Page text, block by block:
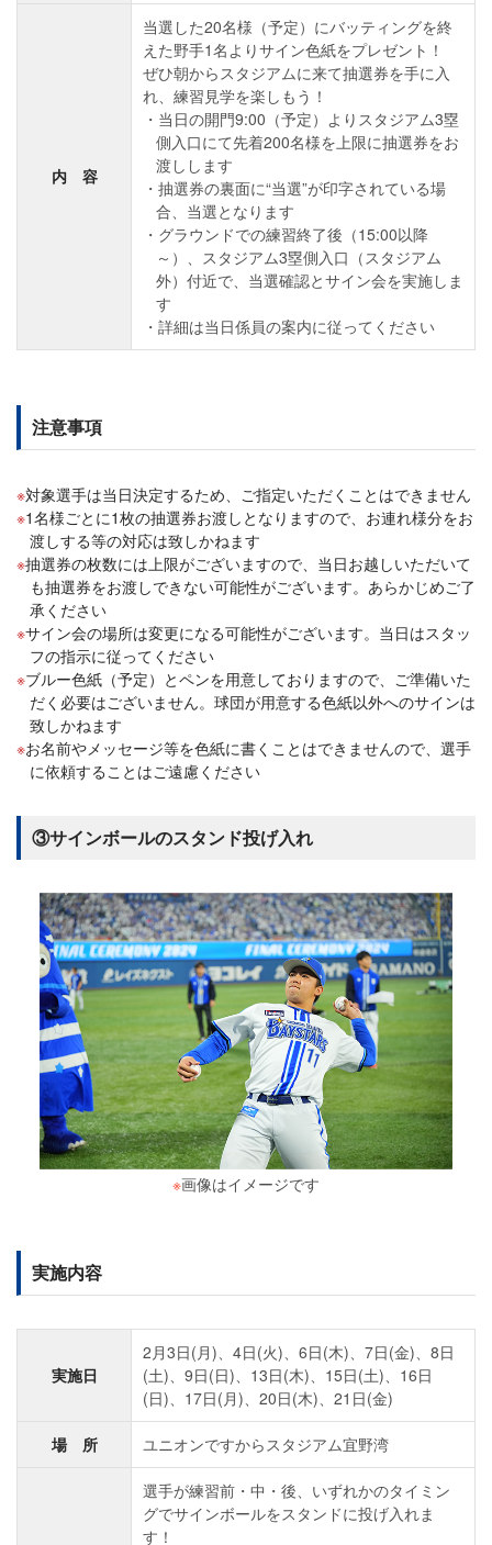
内 容
当選した20名様（予定）にバッティングを終
えた野手1名よりサイン色紙をプレゼント！
ぜひ朝からスタジアムに来て抽選券を手に入
れ、練習見学を楽しもう！
当日の開門9:00（予定）よりスタジアム3塁
側入口にて先着200名様を上限に抽選券をお
渡しします
抽選券の裏面に“当選”が印字されている場
合、当選となります
グラウンドでの練習終了後（15:00以降
～）、スタジアム3塁側入口（スタジアム
外）付近で、当選確認とサイン会を実施しま
す
詳細は当日係員の案内に従ってください
注意事項
対象選手は当日決定するため、ご指定いただくことはできません
1名様ごとに1枚の抽選券お渡しとなりますので、お連れ様分をお
渡しする等の対応は致しかねます
抽選券の枚数には上限がございますので、当日お越しいただいて
も抽選券をお渡しできない可能性がございます。あらかじめご了
承ください
サイン会の場所は変更になる可能性がございます。当日はスタッ
フの指示に従ってください
ブルー色紙（予定）とペンを用意しておりますので、ご準備いた
だく必要はございません。球団が用意する色紙以外へのサインは
致しかねます
お名前やメッセージ等を色紙に書くことはできませんので、選手
に依頼することはご遠慮ください
③サインボールのスタンド投げ入れ
※画像はイメージです
実施内容
実施日
2月3日(月)、4日(火)、6日(木)、7日(金)、8日
(土)、9日(日)、13日(木)、15日(土)、16日
(日)、17日(月)、20日(木)、21日(金)
場 所 ユニオンですからスタジアム宜野湾
選手が練習前・中・後、いずれかのタイミン
グでサインボールをスタンドに投げ入れま
す！